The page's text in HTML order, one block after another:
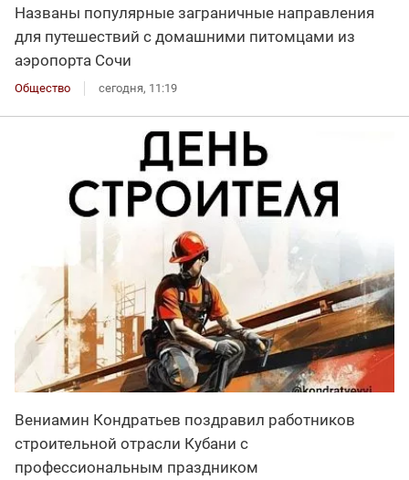
Названы популярные заграничные направления
для путешествий с домашними питомцами из
аэропорта Сочи
Общество сегодня, 11:19
Вениамин Кондратьев поздравил работников
строительной отрасли Кубани с
профессиональным праздником